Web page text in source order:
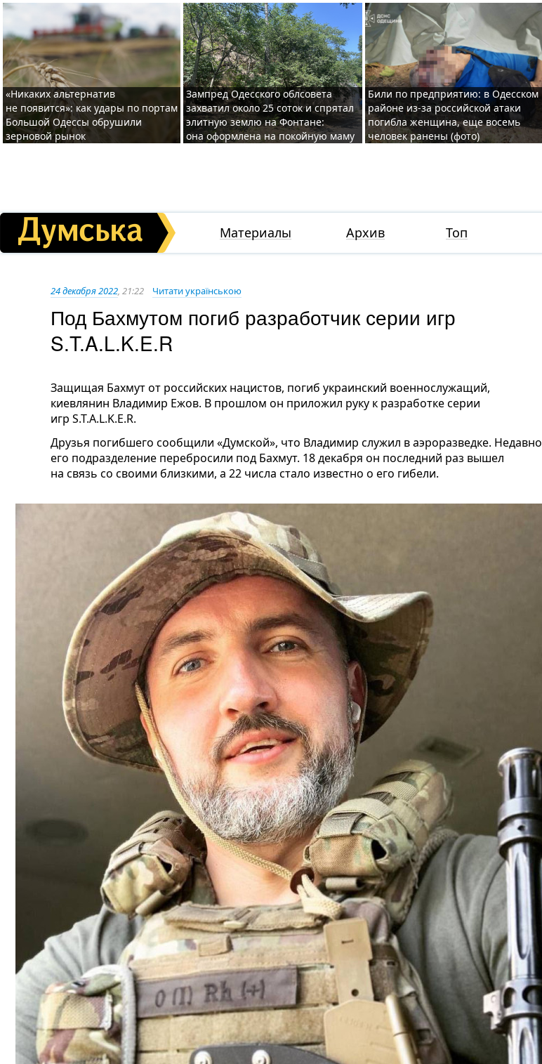
«Никаких альтернатив
не появится»: как удары по портам
Большой Одессы обрушили
зерновой рынок
Зампред Одесского облсовета
захватил около 25 соток и спрятал
элитную землю на Фонтане:
она оформлена на покойную маму
Били по предприятию: в Одесском
районе из-за российской атаки
погибла женщина, еще восемь
человек ранены (фото)
Материалы Архив Топ
24 декабря 2022, 21:22 Читати українською
Под Бахмутом погиб разработчик серии игр
S.T.A.L.K.E.R
Защищая Бахмут от российских нацистов, погиб украинский военнослужащий,
киевлянин Владимир Ежов. В прошлом он приложил руку к разработке серии
игр S.T.A.L.K.E.R.
Друзья погибшего сообщили «Думской», что Владимир служил в аэроразведке. Недавно
его подразделение перебросили под Бахмут. 18 декабря он последний раз вышел
на связь со своими близкими, а 22 числа стало известно о его гибели.